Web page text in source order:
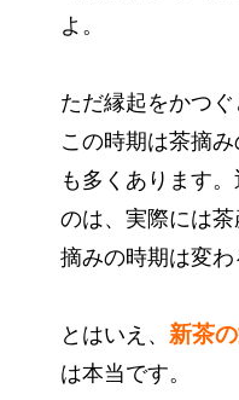
よ。
ただ縁起をかつぐ
この時期は茶摘
も多くあります
のは、実際には
摘みの時期は変わ
とはいえ、 新茶
は本当です。